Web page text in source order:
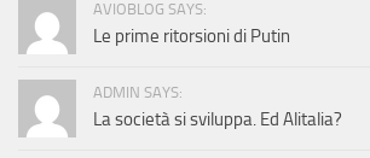
AVIOBLOG SAYS:
Le prime ritorsioni di Putin
ADMIN SAYS:
La società si sviluppa. Ed Alitalia?